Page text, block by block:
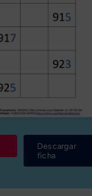
Descargar
ficha